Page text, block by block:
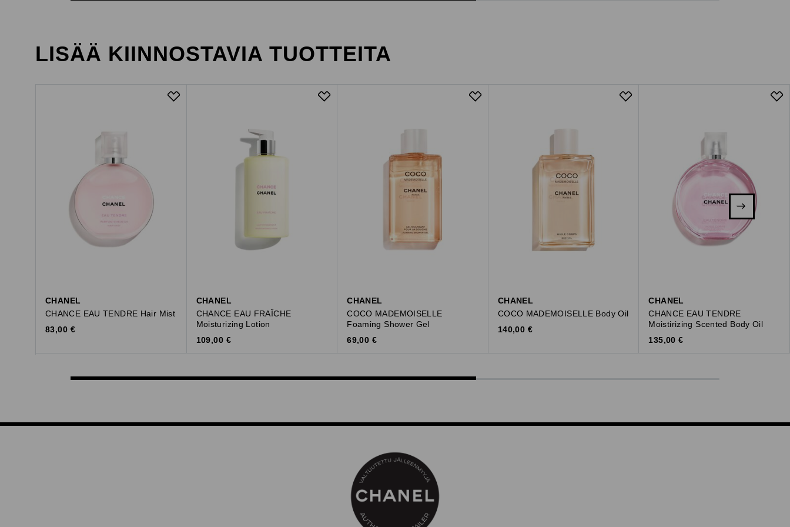
LISÄÄ KIINNOSTAVIA TUOTTEITA
CHANEL
CHANCE EAU TENDRE Hair Mist
Original Price
83,00 €
CHANEL
CHANCE EAU FRAÎCHE
Moisturizing Lotion
Original Price
109,00 €
CHANEL
COCO MADEMOISELLE
Foaming Shower Gel
Original Price
69,00 €
CHANEL
COCO MADEMOISELLE Body Oil
Original Price
140,00 €
CHANEL
CHANCE EAU TENDRE
Moistirizing Scented Body Oil
Original Price
135,00 €